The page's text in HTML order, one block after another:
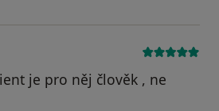
je pro něj člověk , ne